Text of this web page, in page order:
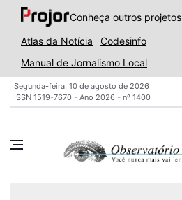
Conheça outros projetos
Atlas da Notícia
Codesinfo
Manual de Jornalismo Local
Segunda-feira, 10 de agosto de 2026
ISSN 1519-7670 - Ano 2026 - nº 1400